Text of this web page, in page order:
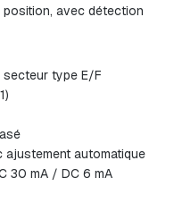
position, avec détection
type E/F
ajustement automatique
30 mA / DC 6 mA